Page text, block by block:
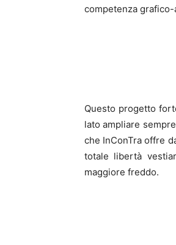
competenza
Questo progetto
lato ampliare
che InConTra offre
totale libertà
maggiore freddo.